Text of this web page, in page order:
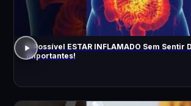
É Possível ESTAR INFLAMADO Sem Sentir
Importantes!